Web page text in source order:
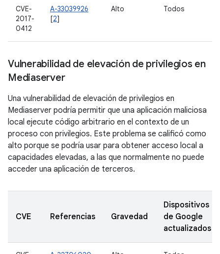
CVE-
2017-
0412
A-33039926
[2]
Alto Todos
Vulnerabilidad de elevación de privilegios en
Mediaserver
Una vulnerabilidad de elevación de privilegios en
Mediaserver podría permitir que una aplicación maliciosa
local ejecute código arbitrario en el contexto de un
proceso con privilegios. Este problema se calificó como
alto porque se podría usar para obtener acceso local a
capacidades elevadas, a las que normalmente no puede
acceder una aplicación de terceros.
CVE Referencias Gravedad
Dispositivos
de Google
actualizados